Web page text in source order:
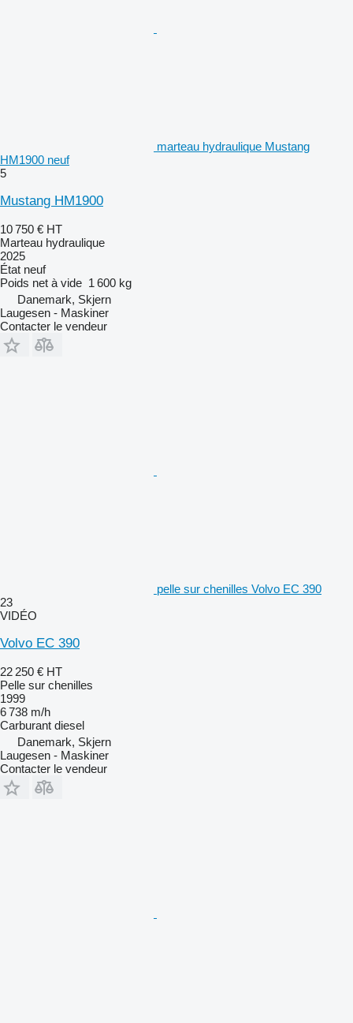
marteau hydraulique Mustang
HM1900 neuf
5
Mustang HM1900
10 750 € HT
Marteau hydraulique
2025
État neuf
Poids net à vide 1 600 kg
Danemark, Skjern
Laugesen - Maskiner
Contacter le vendeur
pelle sur chenilles Volvo EC 390
23
VIDÉO
Volvo EC 390
22 250 € HT
Pelle sur chenilles
1999
6 738 m/h
Carburant diesel
Danemark, Skjern
Laugesen - Maskiner
Contacter le vendeur